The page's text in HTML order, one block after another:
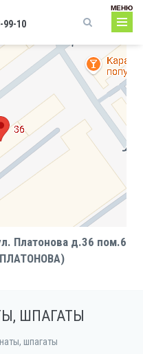
Платонова д.36 пом.6
МЕНЮ
99-10
ШПАГАТЫ
шпагаты